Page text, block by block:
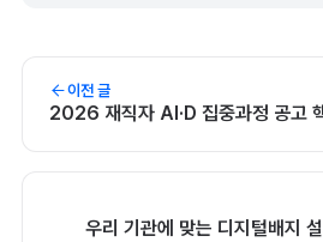
이전 글
2026 재직자 AI·D 집중과정 공고
우리 기관에 맞는 디지털배지